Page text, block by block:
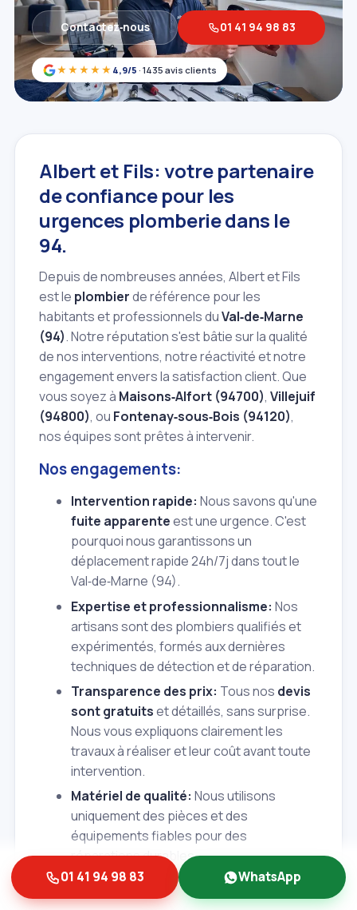
★★★★★ 4,9/5 · 1435 avis clients
Contactez‑nous 01 41 94 98 83
Albert et Fils: votre partenaire
de confiance pour les
urgences plomberie dans le
94.
Depuis de nombreuses années, Albert et Fils
est le plombierde référence pour les
habitants et professionnels duVal‑de‑Marne
(94). Notre réputation s'est bâtie sur la qualité
de nos interventions, notre réactivité et notre
engagement envers la satisfaction client. Que
vous soyez à Maisons‑Alfort (94700), Villejuif
(94800), ou Fontenay‑sous‑Bois (94120),
nos équipes sont prêtes à intervenir.
Nos engagements:
Intervention rapide: Nous savons qu'une
fuite apparenteest une urgence. C'est
pourquoi nous garantissons un
déplacement rapide 24h/7j dans tout le
Val‑de‑Marne (94).
Expertise et professionnalisme: Nos
artisans sont des plombiers qualifiés et
expérimentés, formés aux dernières
techniques de détection et de réparation.
Transparence des prix: Tous nos devis
sont gratuitset détaillés, sans surprise.
Nous vous expliquons clairement les
travaux à réaliser et leur coût avant toute
intervention.
Matériel de qualité: Nous utilisons
uniquement des pièces et des
équipements fiables pour des
réparations durables.
Conseils personnalisés: Au‑delà de la
réparation, nous vous apportons des
01 41 94 98 83 WhatsApp